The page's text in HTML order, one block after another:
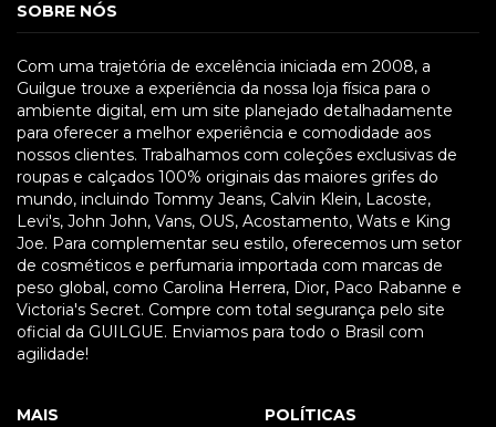
SOBRE NÓS
Com uma trajetória de excelência iniciada em 2008, a
Guilgue trouxe a experiência da nossa loja física para o
ambiente digital, em um site planejado detalhadamente
para oferecer a melhor experiência e comodidade aos
nossos clientes. Trabalhamos com coleções exclusivas de
roupas e calçados 100% originais das maiores grifes do
mundo, incluindo Tommy Jeans, Calvin Klein, Lacoste,
Levi's, John John, Vans, OUS, Acostamento, Wats e King
Joe. Para complementar seu estilo, oferecemos um setor
de cosméticos e perfumaria importada com marcas de
peso global, como Carolina Herrera, Dior, Paco Rabanne e
Victoria's Secret. Compre com total segurança pelo site
oficial da GUILGUE. Enviamos para todo o Brasil com
agilidade!
MAIS POLÍTICAS